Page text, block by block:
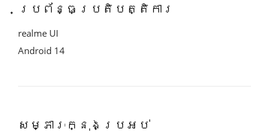
ប្រព័ន្ធប្រតិបត្តិការ
realme UI
Android 14
សម្ភារៈក្នុងប្រអប់